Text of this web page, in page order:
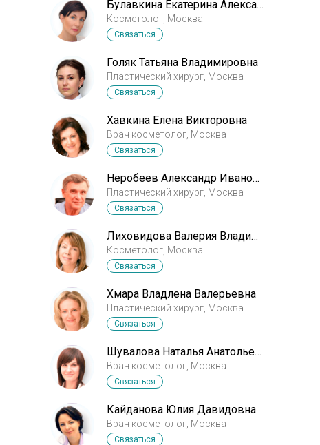
Булавкина Екатерина Александровна
Косметолог, Москва
Связаться
Голяк Татьяна Владимировна
Пластический хирург, Москва
Связаться
Хавкина Елена Викторовна
Врач косметолог, Москва
Связаться
Неробеев Александр Иванович
Пластический хирург, Москва
Связаться
Лиховидова Валерия Владимировна
Косметолог, Москва
Связаться
Хмара Владлена Валерьевна
Пластический хирург, Москва
Связаться
Шувалова Наталья Анатольевна
Врач косметолог, Москва
Связаться
Кайданова Юлия Давидовна
Врач косметолог, Москва
Связаться